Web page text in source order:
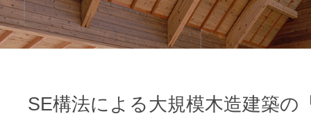
SE構法による大規模木造建築の